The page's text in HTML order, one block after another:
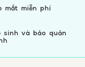
mắt miễn phí
sinh và bảo quản